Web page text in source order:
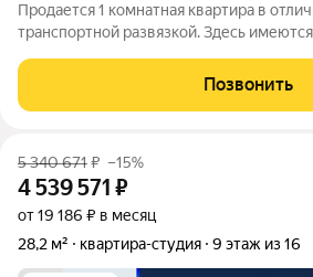
Продается 1 комнатная квартира в
транспортной развязкой. Здесь
групп, безопасное покрытие площадок.
продовольственные магазины,
Позвонить
5 340 671₽ –15%
4 539 571 ₽
от 19 186 ₽ в месяц
28,2 м²
квартира-студия 9 этаж из 16